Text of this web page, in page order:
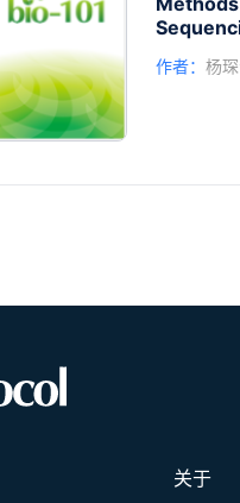
作者： 杨
关于